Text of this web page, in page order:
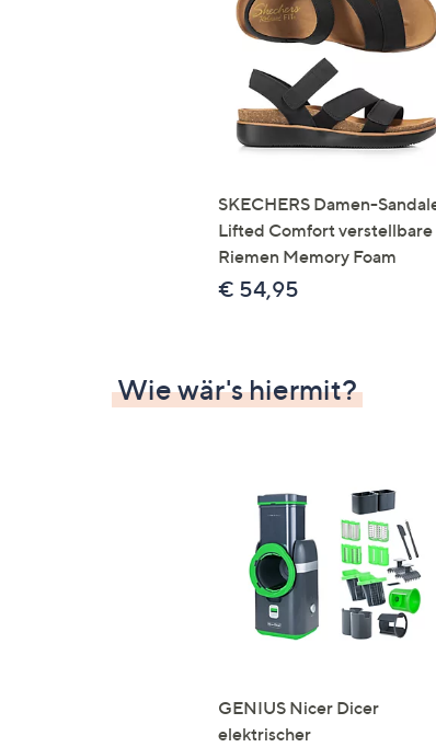
SKECHERS Damen-
Lifted Comfort verstellbare
Riemen Memory Foam
€ 54,95
Wie wär's hiermit?
GENIUS Nicer Dicer
elektrischer